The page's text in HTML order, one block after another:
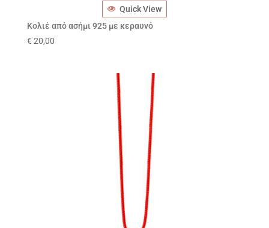
Quick View
Κολιέ από ασήμι 925 με κεραυνό
€ 20,00